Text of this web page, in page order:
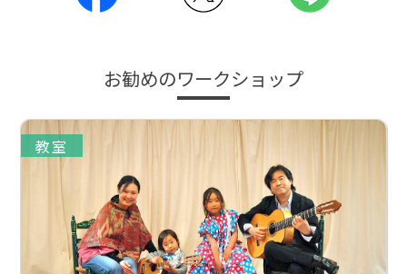
お勧めのワークショップ
教室